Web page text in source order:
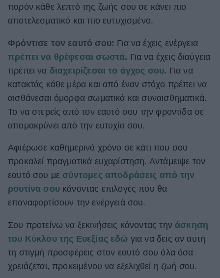
παρόν κάθε λεπτό της ζωής σου σε κάνει πιο
αποτελεσματικό και πιο ευτυχισμένο.
Φρόντισε τον εαυτό σου: Για να έχεις ενέργεια
πρέπει να θρέφεσαι σωστά. Για να έχεις διαύγεια
πρέπει να διαχειρίζεσαι το άγχος σου. Για να
κατακτάς κάθε μέρα και από έναν στόχο πρέπει να
αισθάνεσαι όμορφα σωματικά και συναισθηματικά.
Το να στερείς από τον εαυτό σου την φροντίδα σε
απομακρύνει από την ευτυχία σου.
Αφιέρωσε καθημερινά χρόνο σε κάτι που σου
προκαλεί πραγματικά ευχαρίστηση. Αντάμειψε τον
εαυτό σου με σύντομες αποδράσεις από την
ρουτίνα σουκάνοντας επιλογές που θα
επαναφορτίσουν την ενέργειά σου.
Σου προτείνω να ξεκινήσεις κάνοντας την άσκηση
του Κύκλου της Ευεξίας εδώ για να δεις αν αυτή
τη στιγμή προσφέρεις στον εαυτό σου όλα όσα
χρειάζεται, προκειμένου να εξελιχθεί η ζωή σου.